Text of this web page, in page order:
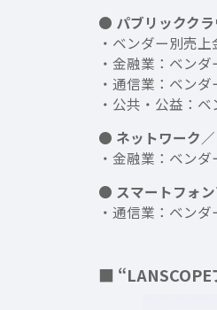
● パブリッククラ
・ベンダー別売
・金融業：ベン
・通信業：ベン
・公共・公益：
● ネットワーク
・金融業：ベン
● スマートフォ
・通信業：ベン
■ “LANSCOPE